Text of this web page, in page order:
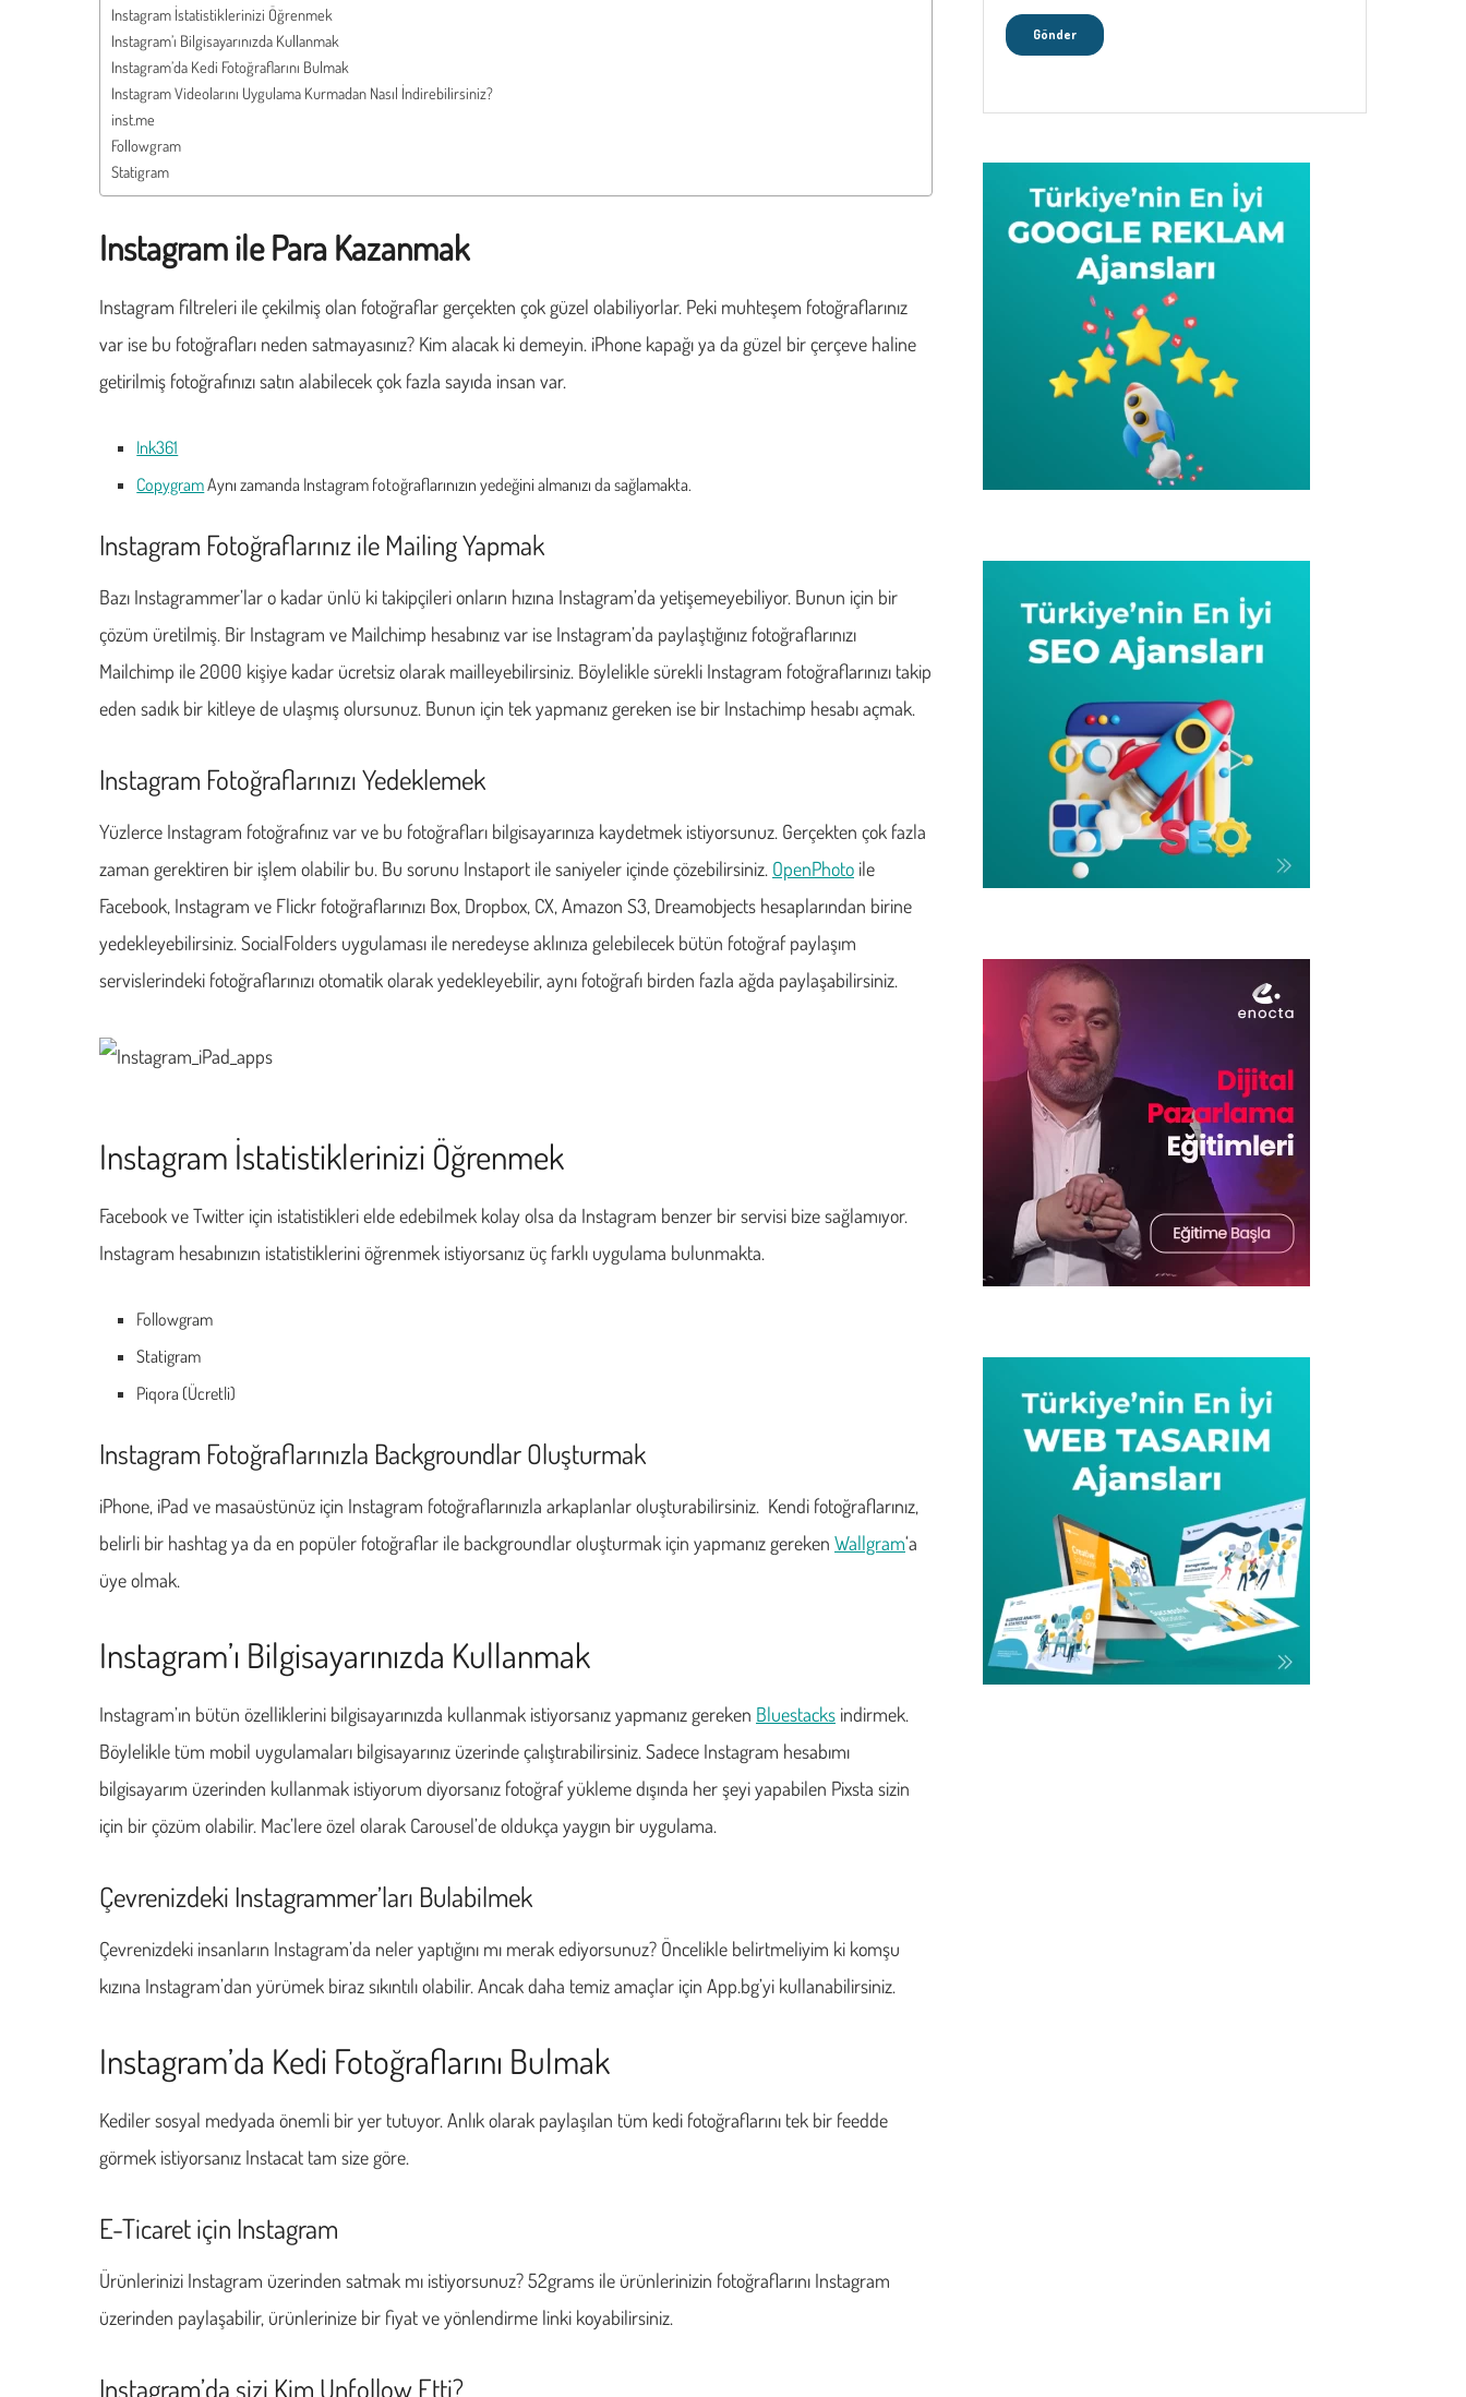
Instagram İstatistiklerinizi Öğrenmek
Instagram’ı Bilgisayarınızda Kullanmak
Instagram’da Kedi Fotoğraflarını Bulmak
Instagram Videolarını Uygulama Kurmadan Nasıl İndirebilirsiniz?
inst.me
Followgram
Statigram
Instagram ile Para Kazanmak
Instagram filtreleri ile çekilmiş olan fotoğraflar gerçekten çok güzel olabiliyorlar. Peki muhteşem fotoğraflarınız
var ise bu fotoğrafları neden satmayasınız? Kim alacak ki demeyin. iPhone kapağı ya da güzel bir çerçeve haline
getirilmiş fotoğrafınızı satın alabilecek çok fazla sayıda insan var.
Ink361
CopygramAynı zamanda Instagram fotoğraflarınızın yedeğini almanızı da sağlamakta.
Instagram Fotoğraflarınız ile Mailing Yapmak
Bazı Instagrammer’lar o kadar ünlü ki takipçileri onların hızına Instagram’da yetişemeyebiliyor. Bunun için bir
çözüm üretilmiş. Bir Instagram ve Mailchimp hesabınız var ise Instagram’da paylaştığınız fotoğraflarınızı
Mailchimp ile 2000 kişiye kadar ücretsiz olarak mailleyebilirsiniz. Böylelikle sürekli Instagram fotoğraflarınızı takip
eden sadık bir kitleye de ulaşmış olursunuz. Bunun için tek yapmanız gereken ise bir Instachimp hesabı açmak.
Instagram Fotoğraflarınızı Yedeklemek
Yüzlerce Instagram fotoğrafınız var ve bu fotoğrafları bilgisayarınıza kaydetmek istiyorsunuz. Gerçekten çok fazla
zaman gerektiren bir işlem olabilir bu. Bu sorunu Instaport ile saniyeler içinde çözebilirsiniz. OpenPhoto ile
Facebook, Instagram ve Flickr fotoğraflarınızı Box, Dropbox, CX, Amazon S3, Dreamobjects hesaplarından birine
yedekleyebilirsiniz. SocialFolders uygulaması ile neredeyse aklınıza gelebilecek bütün fotoğraf paylaşım
servislerindeki fotoğraflarınızı otomatik olarak yedekleyebilir, aynı fotoğrafı birden fazla ağda paylaşabilirsiniz.
Instagram İstatistiklerinizi Öğrenmek
Facebook ve Twitter için istatistikleri elde edebilmek kolay olsa da Instagram benzer bir servisi bize sağlamıyor.
Instagram hesabınızın istatistiklerini öğrenmek istiyorsanız üç farklı uygulama bulunmakta.
Followgram
Statigram
Piqora (Ücretli)
Instagram Fotoğraflarınızla Backgroundlar Oluşturmak
iPhone, iPad ve masaüstünüz için Instagram fotoğraflarınızla arkaplanlar oluşturabilirsiniz. Kendi fotoğraflarınız,
belirli bir hashtag ya da en popüler fotoğraflar ile backgroundlar oluşturmak için yapmanız gereken Wallgram‘a
üye olmak.
Instagram’ı Bilgisayarınızda Kullanmak
Instagram’ın bütün özelliklerini bilgisayarınızda kullanmak istiyorsanız yapmanız gereken Bluestacks indirmek.
Böylelikle tüm mobil uygulamaları bilgisayarınız üzerinde çalıştırabilirsiniz. Sadece Instagram hesabımı
bilgisayarım üzerinden kullanmak istiyorum diyorsanız fotoğraf yükleme dışında her şeyi yapabilen Pixsta sizin
için bir çözüm olabilir. Mac’lere özel olarak Carousel’de oldukça yaygın bir uygulama.
Çevrenizdeki Instagrammer’ları Bulabilmek
Çevrenizdeki insanların Instagram’da neler yaptığını mı merak ediyorsunuz? Öncelikle belirtmeliyim ki komşu
kızına Instagram’dan yürümek biraz sıkıntılı olabilir. Ancak daha temiz amaçlar için App.bg’yi kullanabilirsiniz.
Instagram’da Kedi Fotoğraflarını Bulmak
Kediler sosyal medyada önemli bir yer tutuyor. Anlık olarak paylaşılan tüm kedi fotoğraflarını tek bir feedde
görmek istiyorsanız Instacat tam size göre.
E-Ticaret için Instagram
Ürünlerinizi Instagram üzerinden satmak mı istiyorsunuz? 52grams ile ürünlerinizin fotoğraflarını Instagram
üzerinden paylaşabilir, ürünlerinize bir fiyat ve yönlendirme linki koyabilirsiniz.
Instagram’da sizi Kim Unfollow Etti?